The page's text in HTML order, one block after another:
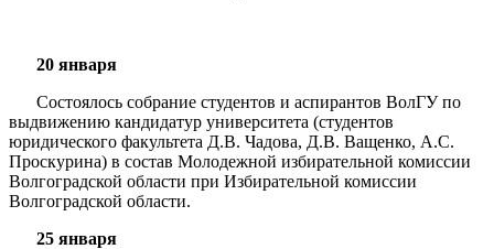
20 января
Состоялось собрание студентов и аспирантов ВолГУ по
выдвижению кандидатур университета (студентов
юридического факультета Д.В. Чадова, Д.В. Ващенко, А.С.
Проскурина) в состав Молодежной избирательной комиссии
Волгоградской области при Избирательной комиссии
Волгоградской области.
25 января